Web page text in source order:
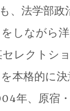
、法学部
しながら
レクトシ
本格的に
年、原宿